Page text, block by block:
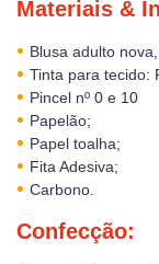
Materiais &
Blusa adulto
Tinta para tecido:
Pincel nº 0 e 10
Papelão;
Papel toalha;
Fita Adesiva;
Carbono.
Confecção: